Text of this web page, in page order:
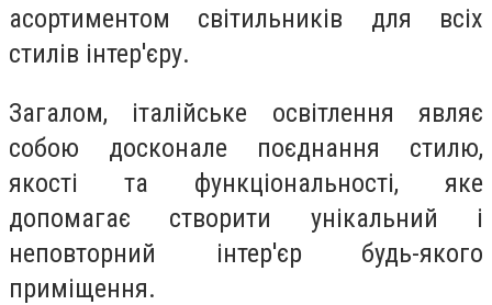
асортиментом світильників для всіх
стилів інтер'єру.
Загалом, італійське освітлення являє
собою досконале поєднання стилю,
якості та функціональності, яке
допомагає створити унікальний і
неповторний інтер'єр будь-якого
приміщення.